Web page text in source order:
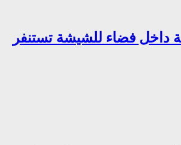
داخل فضاء للشيشة تستنفر